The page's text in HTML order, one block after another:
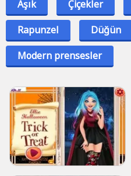
Aşık
Çiçekler
Rapunzel
Düğün
Modern prensesler